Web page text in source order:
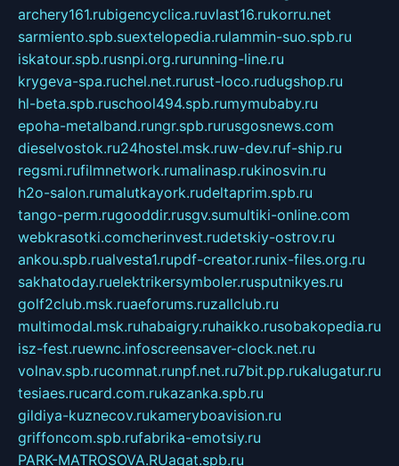
archery161.rubigencyclica.ruvlast16.rukorru.net
sarmiento.spb.suextelopedia.rulammin-suo.spb.ru
iskatour.spb.rusnpi.org.rurunning-line.ru
krygeva-spa.ruchel.net.rurust-loco.rudugshop.ru
hl-beta.spb.ruschool494.spb.rumymubaby.ru
epoha-metalband.rungr.spb.rurusgosnews.com
dieselvostok.ru24hostel.msk.ruw-dev.ruf-ship.ru
regsmi.rufilmnetwork.rumalinasp.rukinosvin.ru
h2o-salon.rumalutkayork.rudeltaprim.spb.ru
tango-perm.rugooddir.rusgv.sumultiki-online.com
webkrasotki.comcherinvest.rudetskiy-ostrov.ru
ankou.spb.rualvesta1.rupdf-creator.runix-files.org.ru
sakhatoday.ruelektrikersymboler.rusputnikyes.ru
golf2club.msk.ruaeforums.ruzallclub.ru
multimodal.msk.ruhabaigry.ruhaikko.rusobakopedia.ru
isz-fest.ruewnc.infoscreensaver-clock.net.ru
volnav.spb.rucomnat.runpf.net.ru7bit.pp.rukalugatur.ru
tesiaes.rucard.com.rukazanka.spb.ru
gildiya-kuznecov.rukameryboavision.ru
griffoncom.spb.rufabrika-emotsiy.ru
PARK-MATROSOVA.RUagat.spb.ru